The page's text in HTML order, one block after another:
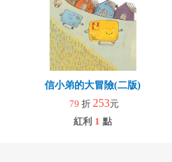
信小弟的大冒險(二版)
79 折 253元
紅利 1 點